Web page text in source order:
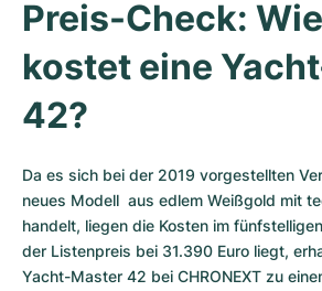
Preis-Check:
kostet eine
42?
Da es sich bei der 2019 vorgestellten
neues Modell  aus edlem Weißgold mit
handelt, liegen die Kosten im
der Listenpreis bei 31.390 Euro liegt,
Yacht-Master 42 bei CHRONEXT zu